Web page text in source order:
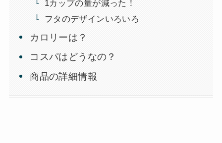
1カップの量が減った！
フタのデザインいろいろ
カロリーは？
コスパはどうなの？
商品の詳細情報